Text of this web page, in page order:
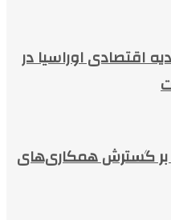
اقتصادی اوراسیا در
بر گسترش همکاری‌های